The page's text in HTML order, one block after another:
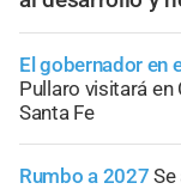
El gobernador en
Pullaro visitará
Santa Fe
Rumbo a 2027